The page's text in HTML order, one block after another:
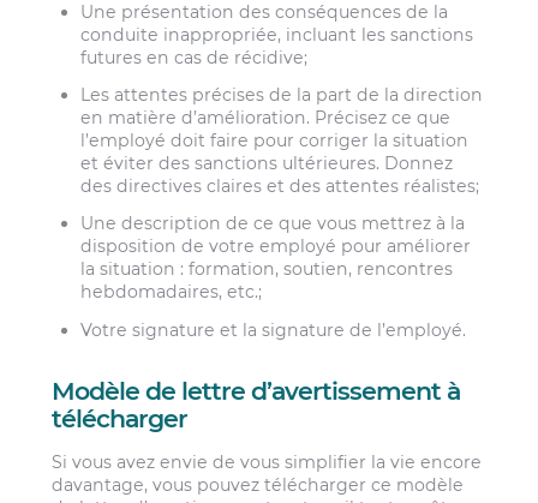
Une présentation des conséquences de la
conduite inappropriée, incluant les sanctions
futures en cas de récidive;
Les attentes précises de la part de la direction
en matière d’amélioration. Précisez ce que
l’employé doit faire pour corriger la situation
et éviter des sanctions ultérieures. Donnez
des directives claires et des attentes réalistes;
Une description de ce que vous mettrez à la
disposition de votre employé pour améliorer
la situation : formation, soutien, rencontres
hebdomadaires, etc.;
Votre signature et la signature de l’employé.
Modèle de lettre d’avertissement à
télécharger
Si vous avez envie de vous simplifier la vie encore
davantage, vous pouvez télécharger ce modèle